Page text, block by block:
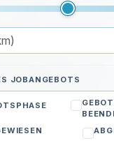
Obstbäume pflanzen
Obstgartenpflege
Obst und Gemüse
Brennholz schneiden
Gestrüpp entfernen
JOBANGEBOTS